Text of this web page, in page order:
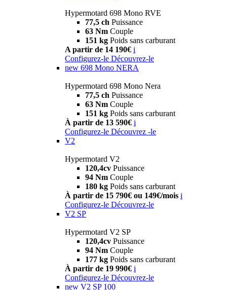
Hypermotard 698 Mono RVE
77,5 ch Puissance
63 Nm Couple
151 kg Poids sans carburant
A partir de 14 190€ i
Configurez-le Découvrez-le
new 698 Mono NERA
Hypermotard 698 Mono Nera
77,5 ch Puissance
63 Nm Couple
151 kg Poids sans carburant
À partir de 13 590€ i
Configurez-le Découvrez -le
V2
Hypermotard V2
120,4cv Puissance
94 Nm Couple
180 kg Poids sans carburant
À partir de 15 790€ ou 149€/mois i
Configurez-le Découvrez-le
V2 SP
Hypermotard V2 SP
120,4cv Puissance
94 Nm Couple
177 kg Poids sans carburant
À partir de 19 990€ i
Configurez-le Découvrez-le
new V2 SP 100